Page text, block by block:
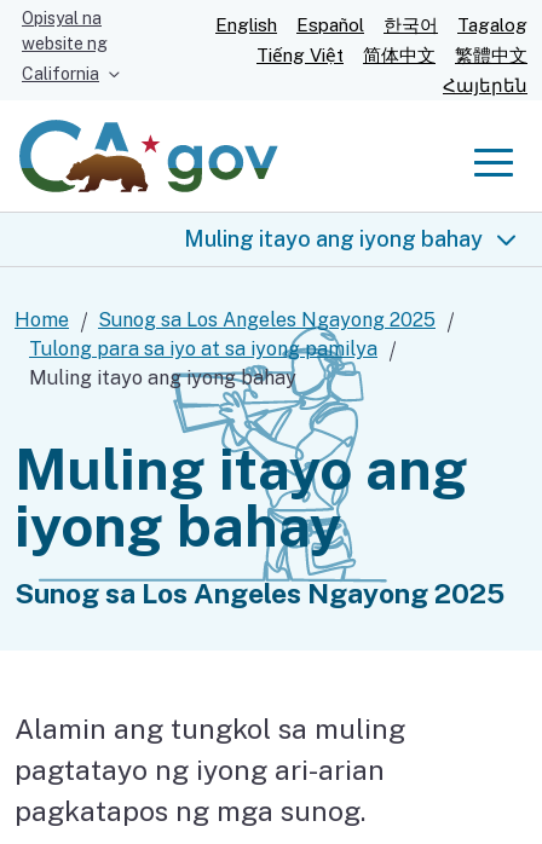
Lumaktaw
sa
Opisyal na
website ng
California
English Español 한국어
Tagalog
Tiếng Việt
简体中文
繁體中文
Հայերեն
Muling itayo ang iyong bahay
Sunog sa Los Angeles Ngayong 2025
Tulong para sa iyo
Pagkain at kanlungan
Kalusugan at kaligtasan
Mga alagang hayop
Tulong pinansyal
Muling pagtatayo ng iyong bahay
Paglilinis at pag-aalis ng kalat
Kumuha ng tulong nang personal
Home
Sunog sa Los Angeles Ngayong 2025
Tulong para sa iyo at sa iyong pamilya
Muling itayo ang iyong bahay
Muling itayo ang
iyong bahay
Sunog sa Los Angeles Ngayong 2025
Alamin ang tungkol sa muling
pagtatayo ng iyong ari-arian
pagkatapos ng mga sunog.